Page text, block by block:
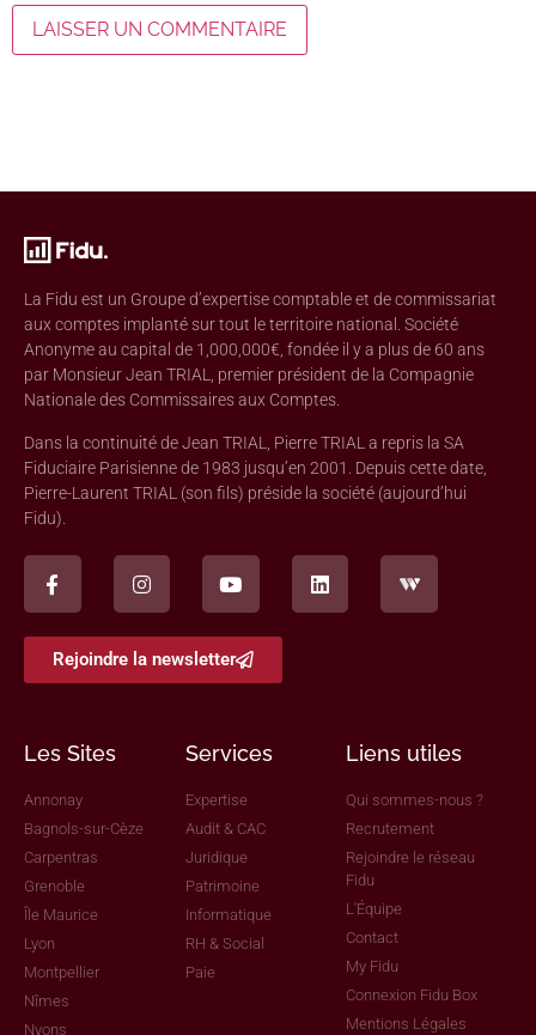
La Fidu est un Groupe d’expertise comptable et de commissariat
aux comptes implanté sur tout le territoire national. Société
Anonyme au capital de 1,000,000€, fondée il y a plus de 60 ans
par Monsieur Jean TRIAL, premier président de la Compagnie
Nationale des Commissaires aux Comptes.
Dans la continuité de Jean TRIAL, Pierre TRIAL a repris la SA
Fiduciaire Parisienne de 1983 jusqu’en 2001. Depuis cette date,
Pierre-Laurent TRIAL (son fils) préside la société (aujourd’hui
Fidu).
Rejoindre la newsletter
Les Sites
Annonay
Bagnols-sur-Cèze
Carpentras
Grenoble
Île Maurice
Lyon
Montpellier
Nîmes
Nyons
Services
Expertise
Audit & CAC
Juridique
Patrimoine
Informatique
RH & Social
Paie
Liens utiles
Qui sommes-nous ?
Recrutement
Rejoindre le réseau
Fidu
L'Équipe
Contact
My Fidu
Connexion Fidu Box
Mentions Légales